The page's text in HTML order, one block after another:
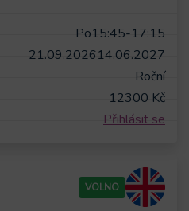
Po15:45-17:15
21.09.202614.06.2027
Roční
12300 Kč
Přihlásit se
VOLNO